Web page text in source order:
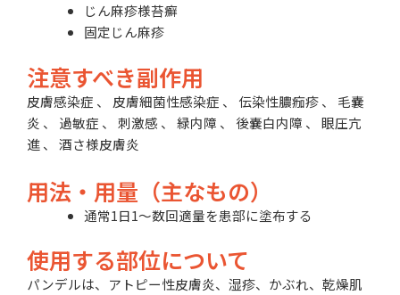
じん麻疹様苔癬
固定じん麻疹
注意すべき副作用
皮膚感染症 、 皮膚細菌性感染症 、 伝染性膿痂疹 、 毛嚢
炎 、 過敏症 、 刺激感 、 緑内障 、 後嚢白内障 、 眼圧亢
進 、 酒さ様皮膚炎
用法・用量（主なもの）
通常1日1〜数回適量を患部に塗布する
使用する部位について
パンデルは、アトピー性皮膚炎、湿疹、かぶれ、乾燥肌